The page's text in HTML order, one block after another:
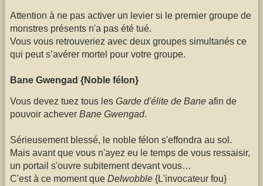
Attention à ne pas activer un levier si le premier groupe de
monstres présents n'a pas été tué.
Vous vous retrouveriez avec deux groupes simultanés ce
qui peut s’avérer mortel pour votre groupe.
Bane Gwengad {Noble félon}
Vous devez tuez tous les Garde d'élite de Bane afin de
pouvoir achever Bane Gwengad.
Sérieusement blessé, le noble félon s'effondra au sol.
Mais avant que vous n'ayez eu le temps de vous ressaisir,
un portail s'ouvre subitement devant vous…
C'est à ce moment que Delwobble {L'invocateur fou}